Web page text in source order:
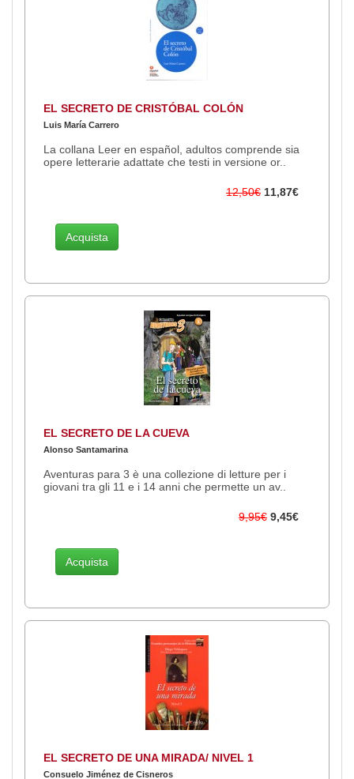
EL SECRETO DE CRISTÓBAL COLÓN
Luis María Carrero
La collana Leer en español, adultos comprende sia
opere letterarie adattate che testi in versione or..
12,50€ 11,87€
Acquista
EL SECRETO DE LA CUEVA
Alonso Santamarina
Aventuras para 3 è una collezione di letture per i
giovani tra gli 11 e i 14 anni che permette un av..
9,95€ 9,45€
Acquista
EL SECRETO DE UNA MIRADA/ NIVEL 1
Consuelo Jiménez de Cisneros